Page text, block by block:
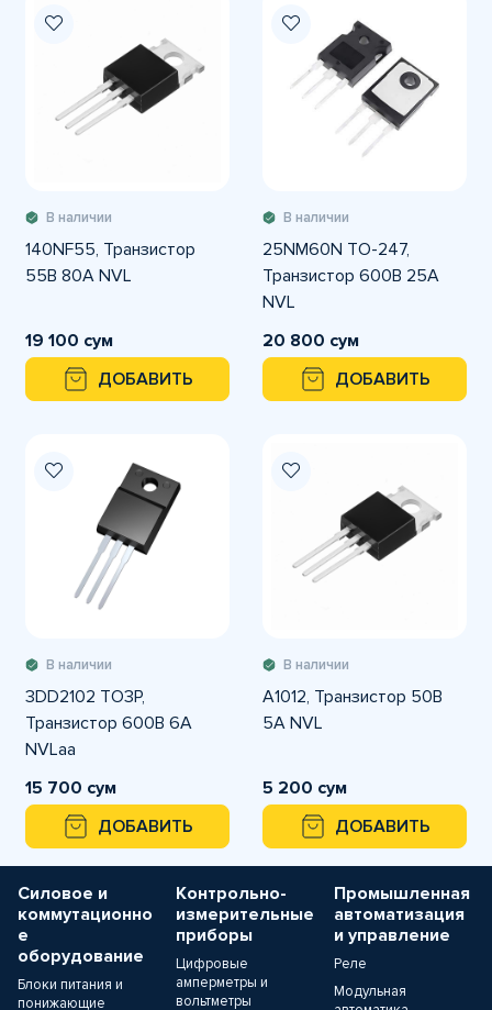
В наличии
140NF55, Транзистор
55В 80А NVL
19 100 сум
ДОБАВИТЬ
В наличии
25NM60N TO-247,
Транзистор 600В 25А
NVL
20 800 сум
ДОБАВИТЬ
В наличии
3DD2102 TO3P,
Транзистор 600В 6А
NVLaa
15 700 сум
ДОБАВИТЬ
В наличии
A1012, Транзистор 50В
5А NVL
5 200 сум
ДОБАВИТЬ
Силовое и
коммутационно
е
оборудование
Блоки питания и
понижающие
Контрольно-
измерительные
приборы
Цифровые
амперметры и
вольтметры
Промышленная
автоматизация
и управление
Реле
Модульная